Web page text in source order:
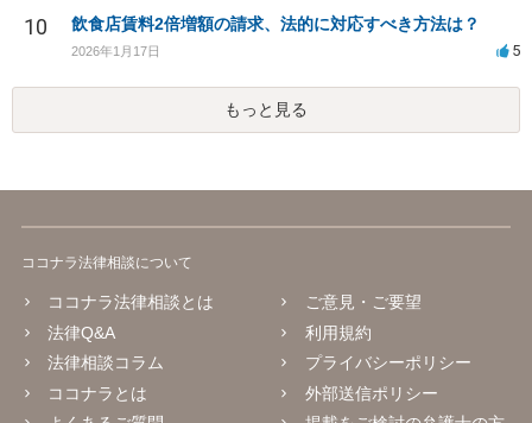
10 飲食店賃料2倍増額の請求、法的に対応すべき方法は？
2026年1月17日 5
もっと見る
ココナラ法律相談について
ココナラ法律相談とは
法律Q&A
法律相談コラム
ココナラとは
ご意見・ご要望
利用規約
プライバシーポリシー
外部送信ポリシー